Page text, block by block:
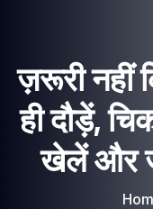
ज़रूरी नहीं
ही दौड़ें,
खेलें और